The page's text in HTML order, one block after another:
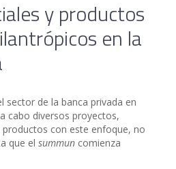
y productos
en la
sector de la banca privada en
cabo diversos proyectos,
con este enfoque, no
que elsummun comienza